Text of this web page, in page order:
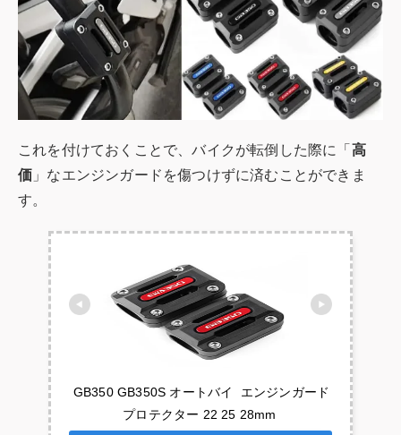
これを付けておくことで、バイクが転倒した際に「 高
価 」なエンジンガードを傷つけずに済むことができま
す。
プロテクター 22 25 28mm